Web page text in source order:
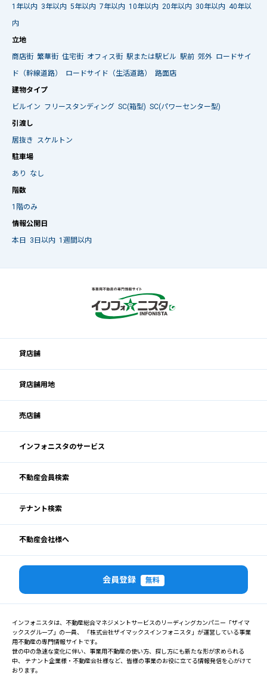
1年以内 3年以内 5年以内 7年以内 10年以内 20年以内 30年以内 40年以
内
立地
商店街 繁華街 住宅街 オフィス街 駅または駅ビル 駅前 郊外 ロードサイ
ド（幹線道路）
ロードサイド（生活道路）
路面店
建物タイプ
ビルイン フリースタンディング SC(箱型) SC(パワーセンター型)
引渡し
居抜き
スケルトン
駐車場
あり
なし
階数
1階のみ
情報公開日
本日
3日以内 1週間以内
貸店舗
貸店舗用地
売店舗
インフォニスタのサービス
不動産会員検索
テナント検索
不動産会社様へ
会員登録 無料
インフォニスタは、不動産総合マネジメントサービスのリーディングカンパニー「ザイマ
ックスグループ」の一員、 「株式会社ザイマックスインフォニスタ」が運営している事業
用不動産の専門情報サイトです。
世の中の急速な変化に伴い、事業用不動産の使い方、探し方にも新たな形が求められる
中、 テナント企業様・不動産会社様など、皆様の事業のお役に立てる情報発信を心がけて
おります。